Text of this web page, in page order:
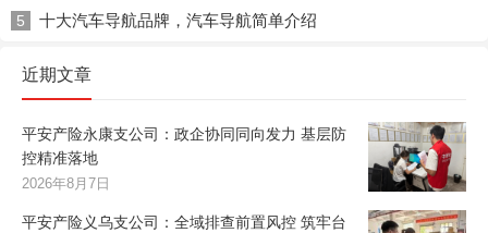
5 十大汽车导航品牌，汽车导航简单介绍
近期文章
平安产险永康支公司：政企协同同向发力 基层防
控精准落地
2026年8月7日
平安产险义乌支公司：全域排查前置风控 筑牢台